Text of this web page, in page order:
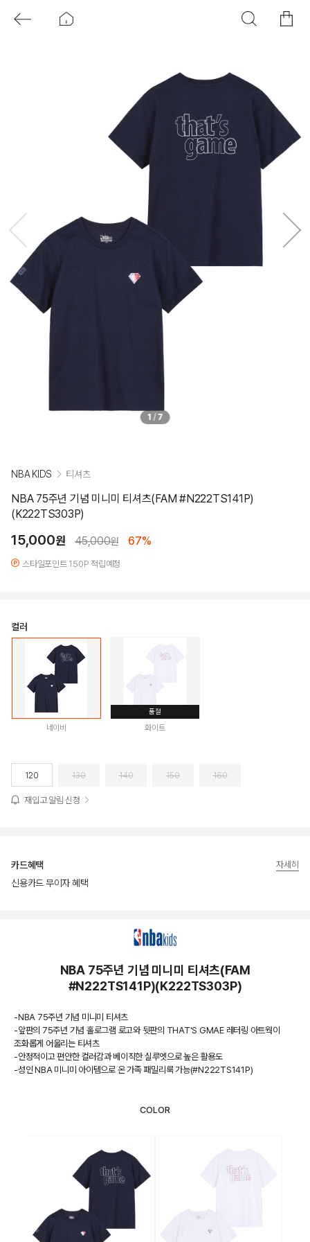
1 /7
NBA KIDS 티셔츠
NBA 75주년 기념 미니미 티셔츠(FAM #N222TS141P)
(K222TS303P)
15,000원 45,000원 67%
스타일포인트 150P 적립예정
컬러
네이비
품절
화이트
120 130 140 150 160
재입고 알림 신청
카드혜택
신용카드 무이자 혜택
자세히
NBA 75주년 기념 미니미 티셔츠(FAM
#N222TS141P)(K222TS303P)
-NBA 75주년 기념 미니미 티셔츠
-앞판의 75주년 기념 홀로그램 로고와 뒷판의 THAT'S GMAE 레터링 아트웍이
조화롭게 어울리는 티셔츠
-안정적이고 편안한 컬러감과 베이직한 실루엣으로 높은 활용도
-성인 NBA 미니미 아이템으로 온 가족 패밀리룩 가능(#N222TS141P)
COLOR